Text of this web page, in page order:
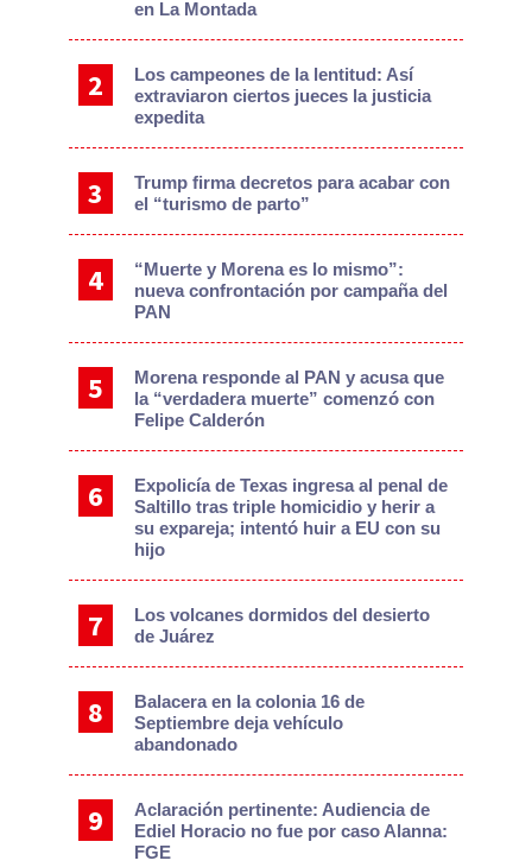
en La Montada
Los campeones de la lentitud: Así
extraviaron ciertos jueces la justicia
expedita
Trump firma decretos para acabar con
el “turismo de parto”
“Muerte y Morena es lo mismo”:
nueva confrontación por campaña del
PAN
Morena responde al PAN y acusa que
la “verdadera muerte” comenzó con
Felipe Calderón
Expolicía de Texas ingresa al penal de
Saltillo tras triple homicidio y herir a
su expareja; intentó huir a EU con su
hijo
Los volcanes dormidos del desierto
de Juárez
Balacera en la colonia 16 de
Septiembre deja vehículo
abandonado
Aclaración pertinente: Audiencia de
Ediel Horacio no fue por caso Alanna:
FGE